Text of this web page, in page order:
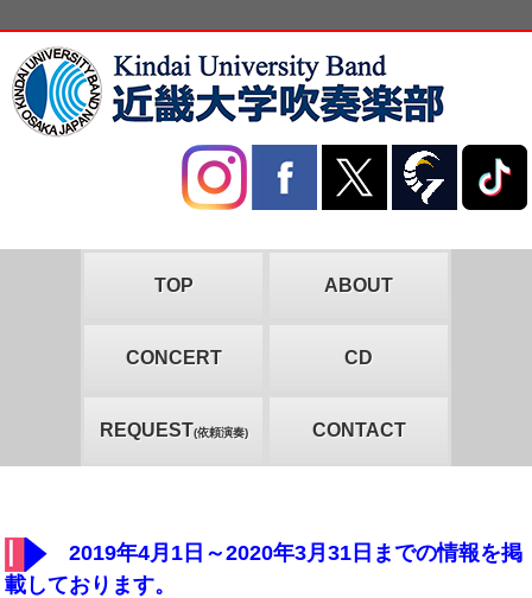
TOP ABOUT
CONCERT CD
REQUEST(依頼演奏) CONTACT
2019年4月1日～2020年3月31日までの情報を掲
載しております。